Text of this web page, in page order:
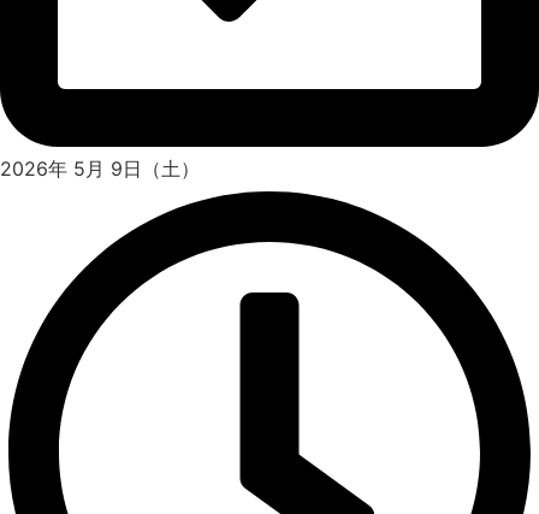
2026年 5月 9日（土）